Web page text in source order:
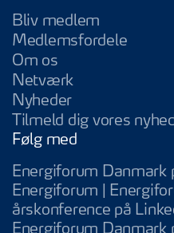
Bliv medlem
Medlemsfordele
Om os
Netværk
Nyheder
Tilmeld dig vores
Følg med
Energiforum Danmark
Energiforum |
årskonference på